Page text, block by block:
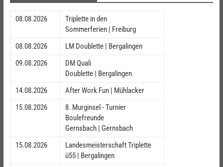
08.08.2026
Triplette in den
Sommerferien | Freiburg
08.08.2026
LM Doublette | Bergalingen
09.08.2026
DM Quali
Doublette | Bergalingen
14.08.2026
After Work Fun | Mühlacker
15.08.2026
8. Murginsel - Turnier
Boulefreunde
Gernsbach | Gernsbach
15.08.2026
Landesmeisterschaft Triplette
ü55 | Bergalingen